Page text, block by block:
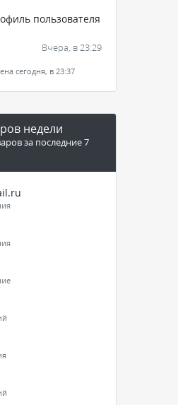
пользователя
Вчера, в 23:29
сегодня, в 23:37
недели
за последние 7